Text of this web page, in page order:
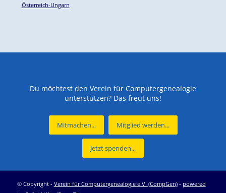
Österreich-Ungarn
Du möchtest den Verein für Computergenealogie
unterstützen? Das freut uns!
Mitmachen... Mitglied werden...
Jetzt spenden...
© Copyright - Verein für Computergenealogie e.V. (CompGen)- powered